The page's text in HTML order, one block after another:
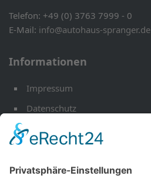
Telefon: +49 (0) 3763 7999 - 0
E-Mail: info@autohaus-spranger.de
Informationen
Impressum
Datenschutz
Öffnungszeiten
Kontakt
Werkstatt-Termin